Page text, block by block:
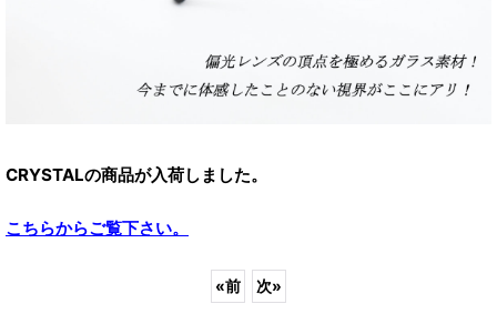
CRYSTALの商品が入荷しました。
こちらからご覧下さい。
«前 次»